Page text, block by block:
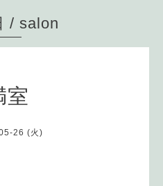
/ salon
室
26 (火)